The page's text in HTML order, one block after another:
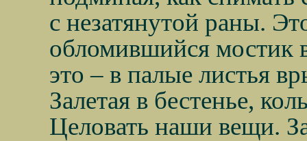
с незатянутой раны.
обломившийся мостик
это – в палые листья
Залетая в бестенье,
Целовать наши вещи.